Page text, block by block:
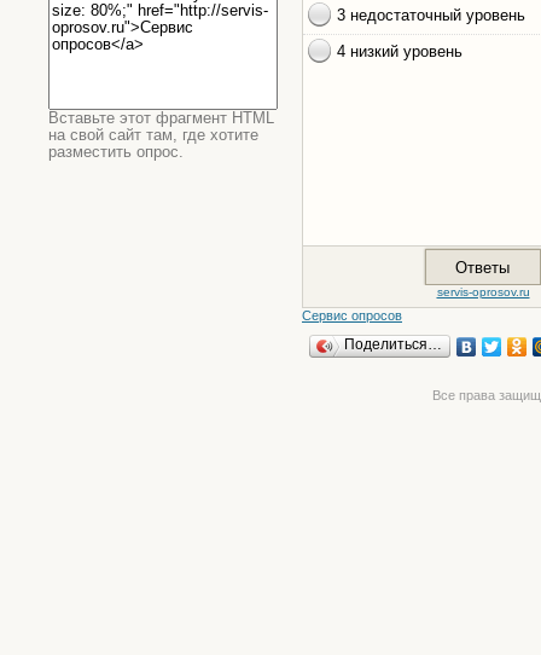
Сервис опросов
Поделиться…
Вставьте этот фрагмент HTML
на свой сайт там, где хотите
разместить опрос.
Все права